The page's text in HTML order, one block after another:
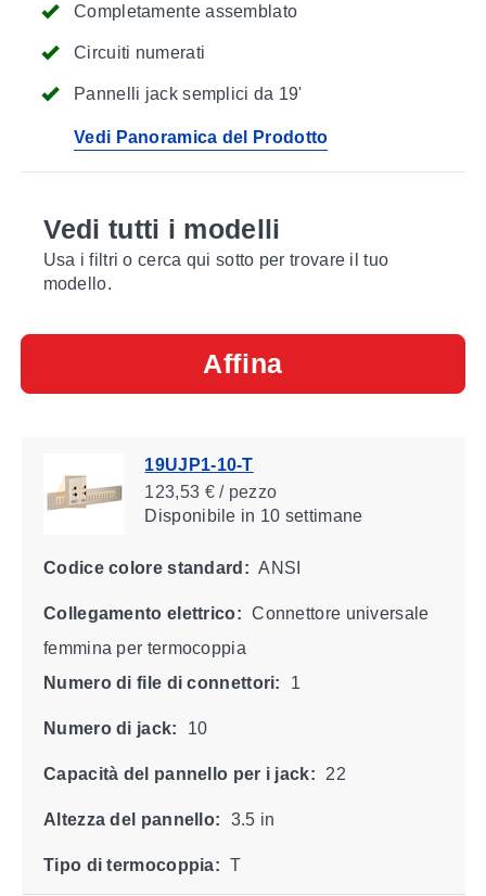
Completamente assemblato
Circuiti numerati
Pannelli jack semplici da 19'
Vedi Panoramica del Prodotto
Vedi tutti i modelli
Usa i filtri o cerca qui sotto per trovare il tuo
modello.
Affina
19UJP1-10-T
123,53 € / pezzo
Disponibile in 10 settimane
Codice colore standard: ANSI
Collegamento elettrico: Connettore universale
femmina per termocoppia
Numero di file di connettori:
1
Numero di jack: 10
Capacità del pannello per i jack: 22
Altezza del pannello: 3.5 in
Tipo di termocoppia: T